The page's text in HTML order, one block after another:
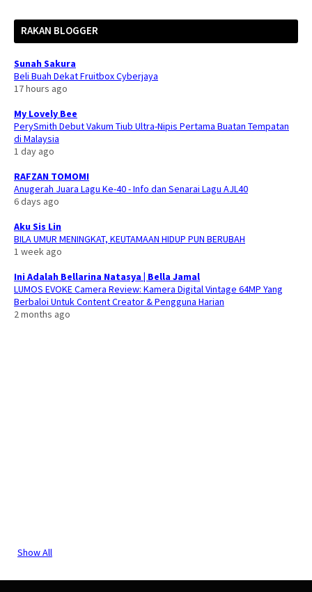
RAKAN BLOGGER
Sunah Sakura
Beli Buah Dekat Fruitbox Cyberjaya
17 hours ago
My Lovely Bee
PerySmith Debut Vakum Tiub Ultra-Nipis Pertama Buatan Tempatan
di Malaysia
1 day ago
RAFZAN TOMOMI
Anugerah Juara Lagu Ke-40 - Info dan Senarai Lagu AJL40
6 days ago
Aku Sis Lin
BILA UMUR MENINGKAT, KEUTAMAAN HIDUP PUN BERUBAH
1 week ago
Ini Adalah Bellarina Natasya | Bella Jamal
LUMOS EVOKE Camera Review: Kamera Digital Vintage 64MP Yang
Berbaloi Untuk Content Creator & Pengguna Harian
2 months ago
Show All